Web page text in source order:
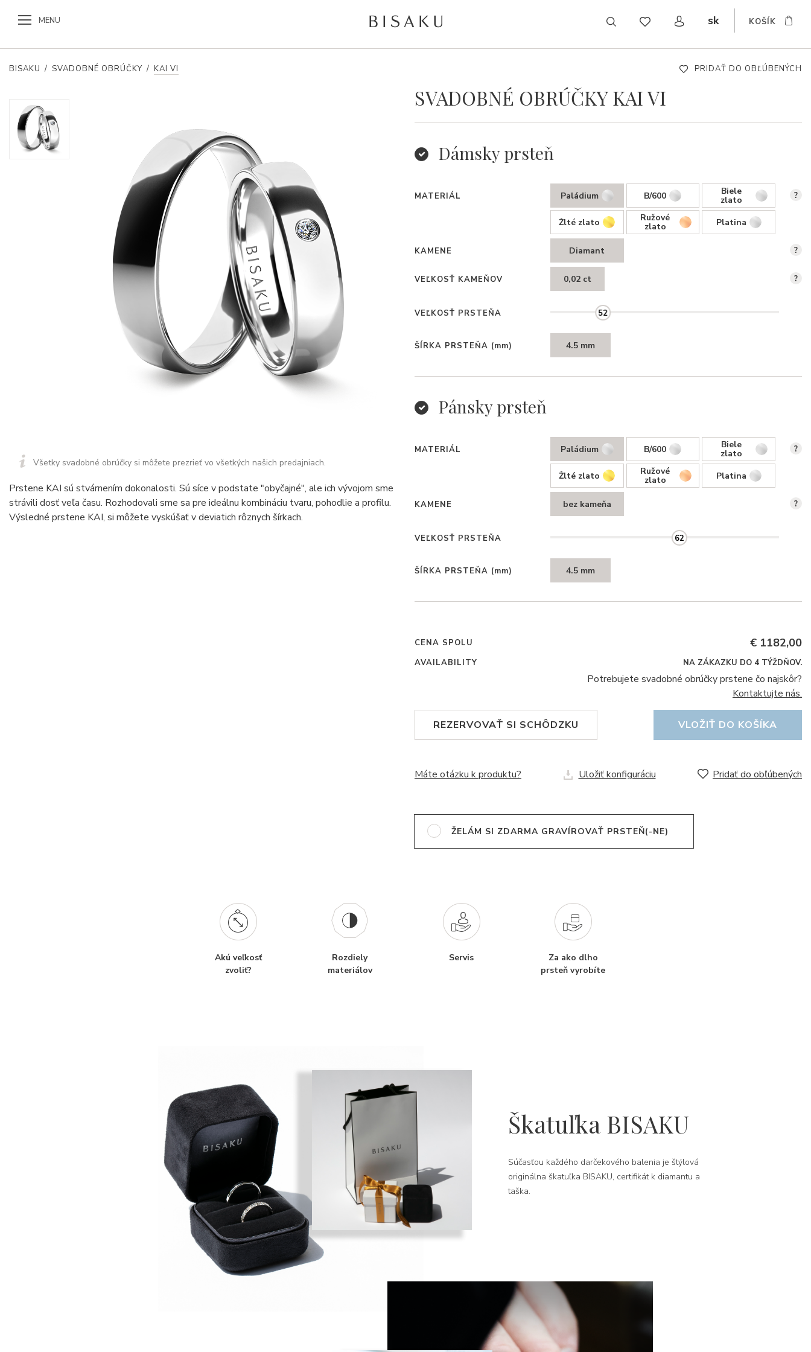
MENU sk
CZ EN DE
KOŠÍK
BISAKU / SVADOBNÉ OBRÚČKY / KAI VI PRIDAŤ DO OBĽÚBENÝCH
Všetky svadobné obrúčky si môžete prezrieť vo všetkých našich predajniach.
Prstene KAI sú stvárnením dokonalosti. Sú síce v podstate "obyčajné", ale ich vývojom sme
strávili dosť veľa času. Rozhodovali sme sa pre ideálnu kombináciu tvaru, pohodlie a profilu.
Výsledné prstene KAI, si môžete vyskúšať v deviatich rôznych šírkach.
SVADOBNÉ OBRÚČKY KAI VI
Dámsky prsteň
MATERIÁL Paládium B/600 Biele
zlato
Žlté zlato
Ružové
zlato Platina
?
KAMENE Diamant ?
VEĽKOSŤ KAMEŇOV 0,02 ct ?
VEĽKOSŤ PRSTEŇA 52
ŠÍRKA PRSTEŇA (mm) 4.5 mm
Pánsky prsteň
MATERIÁL Paládium B/600 Biele
zlato
Žlté zlato
Ružové
zlato Platina
?
KAMENE bez kameňa ?
VEĽKOSŤ PRSTEŇA 62
ŠÍRKA PRSTEŇA (mm) 4.5 mm
CENA SPOLU € 1182,00
AVAILABILITY NA ZÁKAZKU DO 4 TÝŽDŇOV.
Potrebujete svadobné obrúčky prstene čo najskôr?
Kontaktujte nás.
REZERVOVAŤ SI SCHÔDZKU VLOŽIŤ DO KOŠÍKA
Máte otázku k produktu? Uložiť konfiguráciu Pridať do obľúbených
ŽELÁM SI ZDARMA GRAVÍROVAŤ PRSTEŇ(-NE)
Akú veľkosť
zvoliť?
Rozdiely
materiálov
Servis
Za ako dlho
prsteň vyrobíte
Škatuľka BISAKU
Súčasťou každého darčekového balenia je štýlová
originálna škatuľka BISAKU, certifikát k diamantu a
taška.